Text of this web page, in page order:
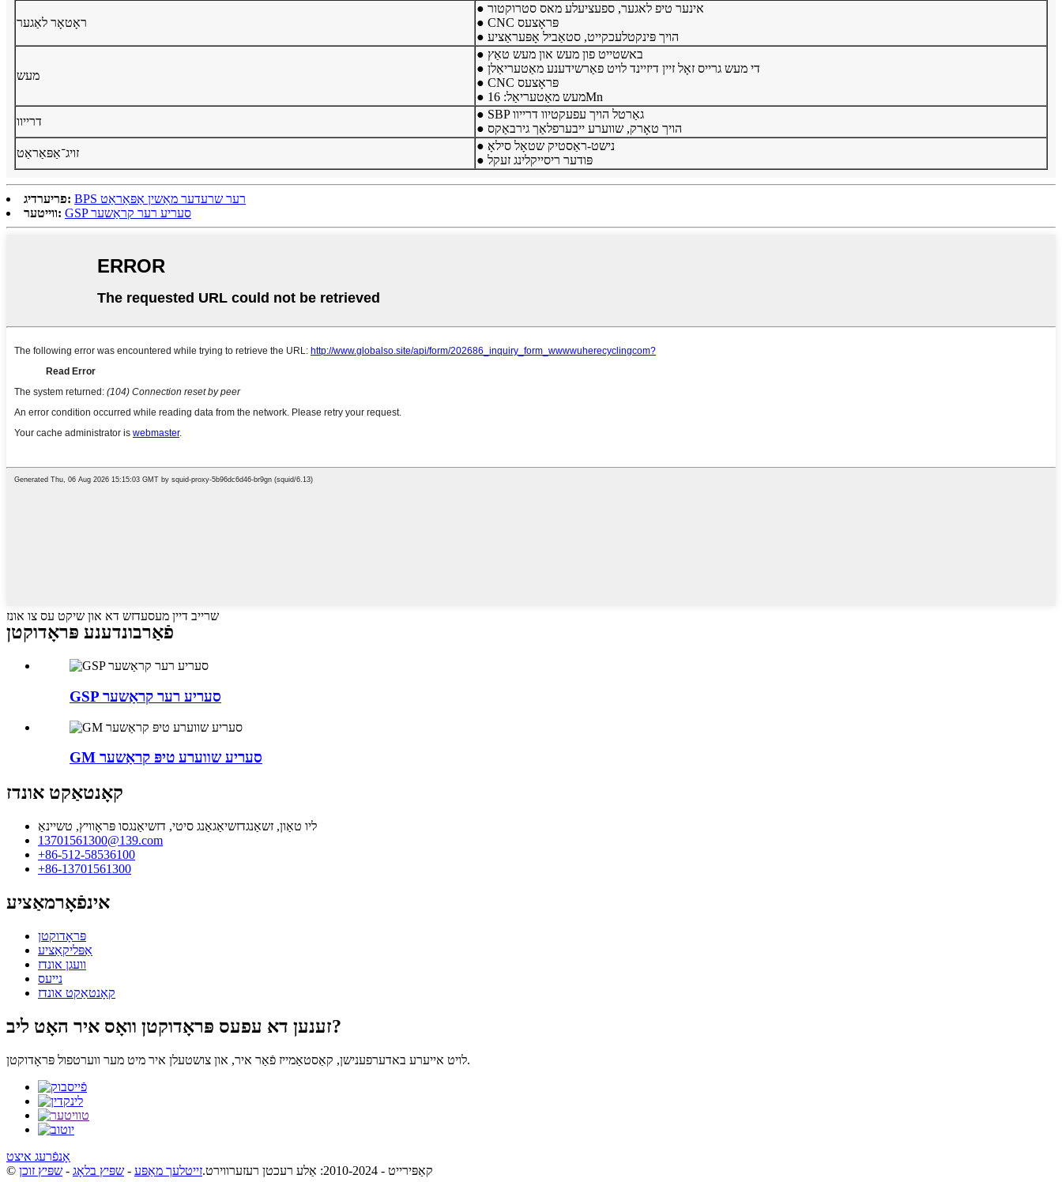
ראָטאָר לאַגער
● אינער טיפ לאגער, ספעציעלע מאס סטרוקטור
● CNC פּראָצעס
● הויך פּינקטלעכקייט, סטאַביל אָפּעראַציע
מעש
● באשטייט פון מעש און מעש טאַץ
● די מעש גרייס זאָל זיין דיזיינד לויט פאַרשידענע מאַטעריאַלן
● CNC פּראָצעס
● מעש מאַטעריאַל: 16Mn
דרייוו
● SBP גאַרטל הויך עפעקטיוו דרייוו
● הויך טאָרק, שווערע ייבערפלאַך גירבאַקס
זויג־אַפּאַראַט
● נישט-ראַסטיק שטאָל סילאָ
● פּודער ריסייקלינג זעקל
פריערדיג:
BPS רער שרעדער מאַשין אַפּאַראַט
ווייטער:
GSP סעריע רער קראַשער
שרייב דיין מעסעדזש דא און שיקט עס צו אונז
פֿאַרבונדענע פּראָדוקטן
GSP סעריע רער קראַשער
GM סעריע שווערע טיפּ קראַשער
קאָנטאַקט אונדז
ליו טאַון, זשאַנגדזשיאַגאַנג סיטי, דזשיאַנגסו פּראָוויץ, טשיינאַ
13701561300@139.com
+86-512-58536100
+86-13701561300
אינפֿאָרמאַציע
פּראָדוקטן
אַפּליקאַציע
וועגן אונדז
נייעס
קאָנטאַקט אונדז
זענען דא עפעס פּראָדוקטן וואָס איר האָט ליב?
לויט אייערע באדערפענישן, קאַסטאַמייז פֿאַר איר, און צושטעלן איר מיט מער ווערטפול פּראָדוקטן.
אָנפֿרעג איצט
© קאַפּירייט - 2010-2024: אַלע רעכטן רעזערווירט.
זייטלעך מאַפּע - שפּיץ בלאָג - שפּיץ זוכן